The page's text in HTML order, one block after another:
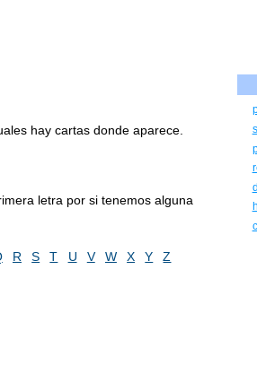
hay cartas donde aparece.
letra por si tenemos alguna
R S T U V W X Y Z